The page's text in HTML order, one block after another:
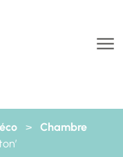
>
Chambre